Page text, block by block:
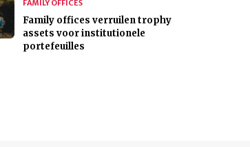
FAMILY OFFICES
Family offices verruilen trophy
assets voor institutionele
portefeuilles